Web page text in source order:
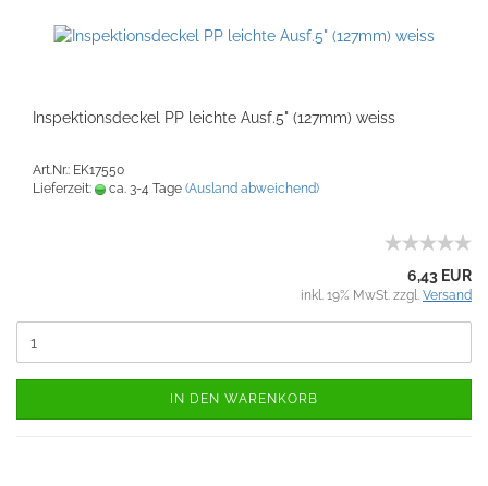
Inspektionsdeckel PP leichte Ausf.5" (127mm) weiss
Art.Nr.: EK17550
Lieferzeit:
ca. 3-4 Tage (Ausland abweichend)
6,43 EUR
inkl. 19% MwSt. zzgl. Versand
IN DEN WARENKORB